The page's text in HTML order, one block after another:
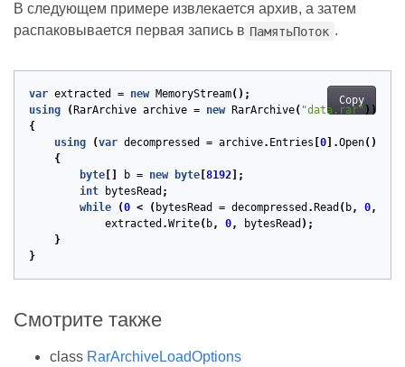
В следующем примере извлекается архив, а затем
распаковывается первая запись в ПамятьПоток .
Copy
var extracted = new MemoryStream();
using
( RarArchive archive = new RarArchive( "data.rar" ))
{
using
(var decompressed = archive. Entries 0 ].Open())
{
byte
b = new byte 8192 ];
int
bytesRead ;
while
(0 < ( bytesRead = decompressed . Read ( b, 0,
extracted .Write( b, 0, bytesRead );
}
}
Смотрите также
class RarArchiveLoadOptions